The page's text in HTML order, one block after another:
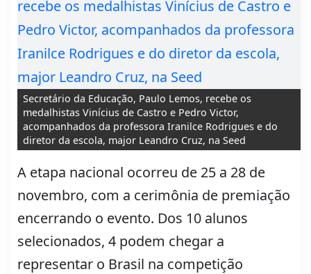
Secretário da Educação, Paulo Lemos, recebe os
medalhistas Vinícius de Castro e Pedro Victor,
acompanhados da professora Iranilce Rodrigues e do
diretor da escola, major Leandro Cruz, na Seed
A etapa nacional ocorreu de 25 a 28 de
novembro, com a cerimônia de premiação
encerrando o evento. Dos 10 alunos
selecionados, 4 podem chegar a
representar o Brasil na competição